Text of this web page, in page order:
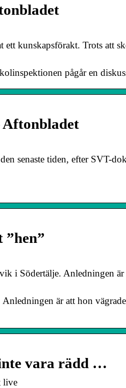
kunskapsförakt. Trots att
pågår en
Aftonbladet
senaste tiden, efter SVT-
”hen”
i Södertälje. Anledningen är
är att hon
vara rädd …
live